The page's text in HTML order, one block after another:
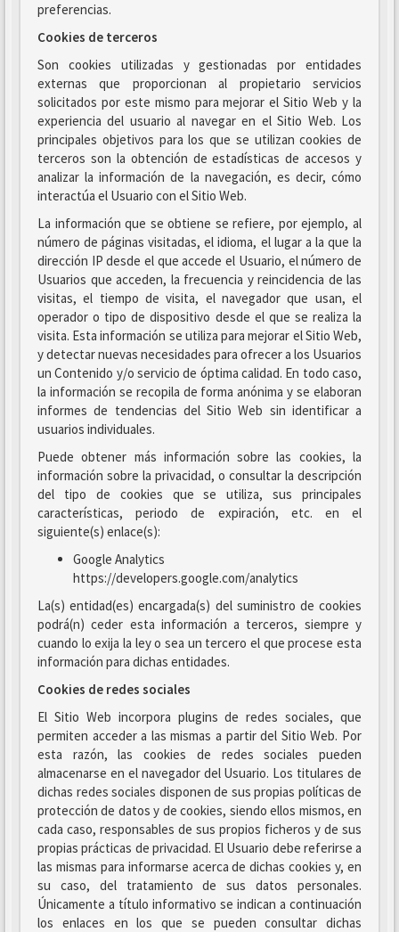
preferencias.
Cookies de terceros
Son cookies utilizadas y gestionadas por entidades
externas que proporcionan al propietario servicios
solicitados por este mismo para mejorar el Sitio Web y la
experiencia del usuario al navegar en el Sitio Web. Los
principales objetivos para los que se utilizan cookies de
terceros son la obtención de estadísticas de accesos y
analizar la información de la navegación, es decir, cómo
interactúa el Usuario con el Sitio Web.
La información que se obtiene se refiere, por ejemplo, al
número de páginas visitadas, el idioma, el lugar a la que la
dirección IP desde el que accede el Usuario, el número de
Usuarios que acceden, la frecuencia y reincidencia de las
visitas, el tiempo de visita, el navegador que usan, el
operador o tipo de dispositivo desde el que se realiza la
visita. Esta información se utiliza para mejorar el Sitio Web,
y detectar nuevas necesidades para ofrecer a los Usuarios
un Contenido y/o servicio de óptima calidad. En todo caso,
la información se recopila de forma anónima y se elaboran
informes de tendencias del Sitio Web sin identificar a
usuarios individuales.
Puede obtener más información sobre las cookies, la
información sobre la privacidad, o consultar la descripción
del tipo de cookies que se utiliza, sus principales
características, periodo de expiración, etc. en el
siguiente(s) enlace(s):
Google Analytics
https://developers.google.com/analytics
La(s) entidad(es) encargada(s) del suministro de cookies
podrá(n) ceder esta información a terceros, siempre y
cuando lo exija la ley o sea un tercero el que procese esta
información para dichas entidades.
Cookies de redes sociales
El Sitio Web incorpora plugins de redes sociales, que
permiten acceder a las mismas a partir del Sitio Web. Por
esta razón, las cookies de redes sociales pueden
almacenarse en el navegador del Usuario. Los titulares de
dichas redes sociales disponen de sus propias políticas de
protección de datos y de cookies, siendo ellos mismos, en
cada caso, responsables de sus propios ficheros y de sus
propias prácticas de privacidad. El Usuario debe referirse a
las mismas para informarse acerca de dichas cookies y, en
su caso, del tratamiento de sus datos personales.
Únicamente a título informativo se indican a continuación
los enlaces en los que se pueden consultar dichas